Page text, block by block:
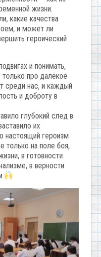
жизни.
какие качества
и может ли
героический
и понимать,
про далёкое
среди нас, и каждый
и доброту в
глубокий след в
их
настоящий героизм
только на поле боя,
в готовности
в верности